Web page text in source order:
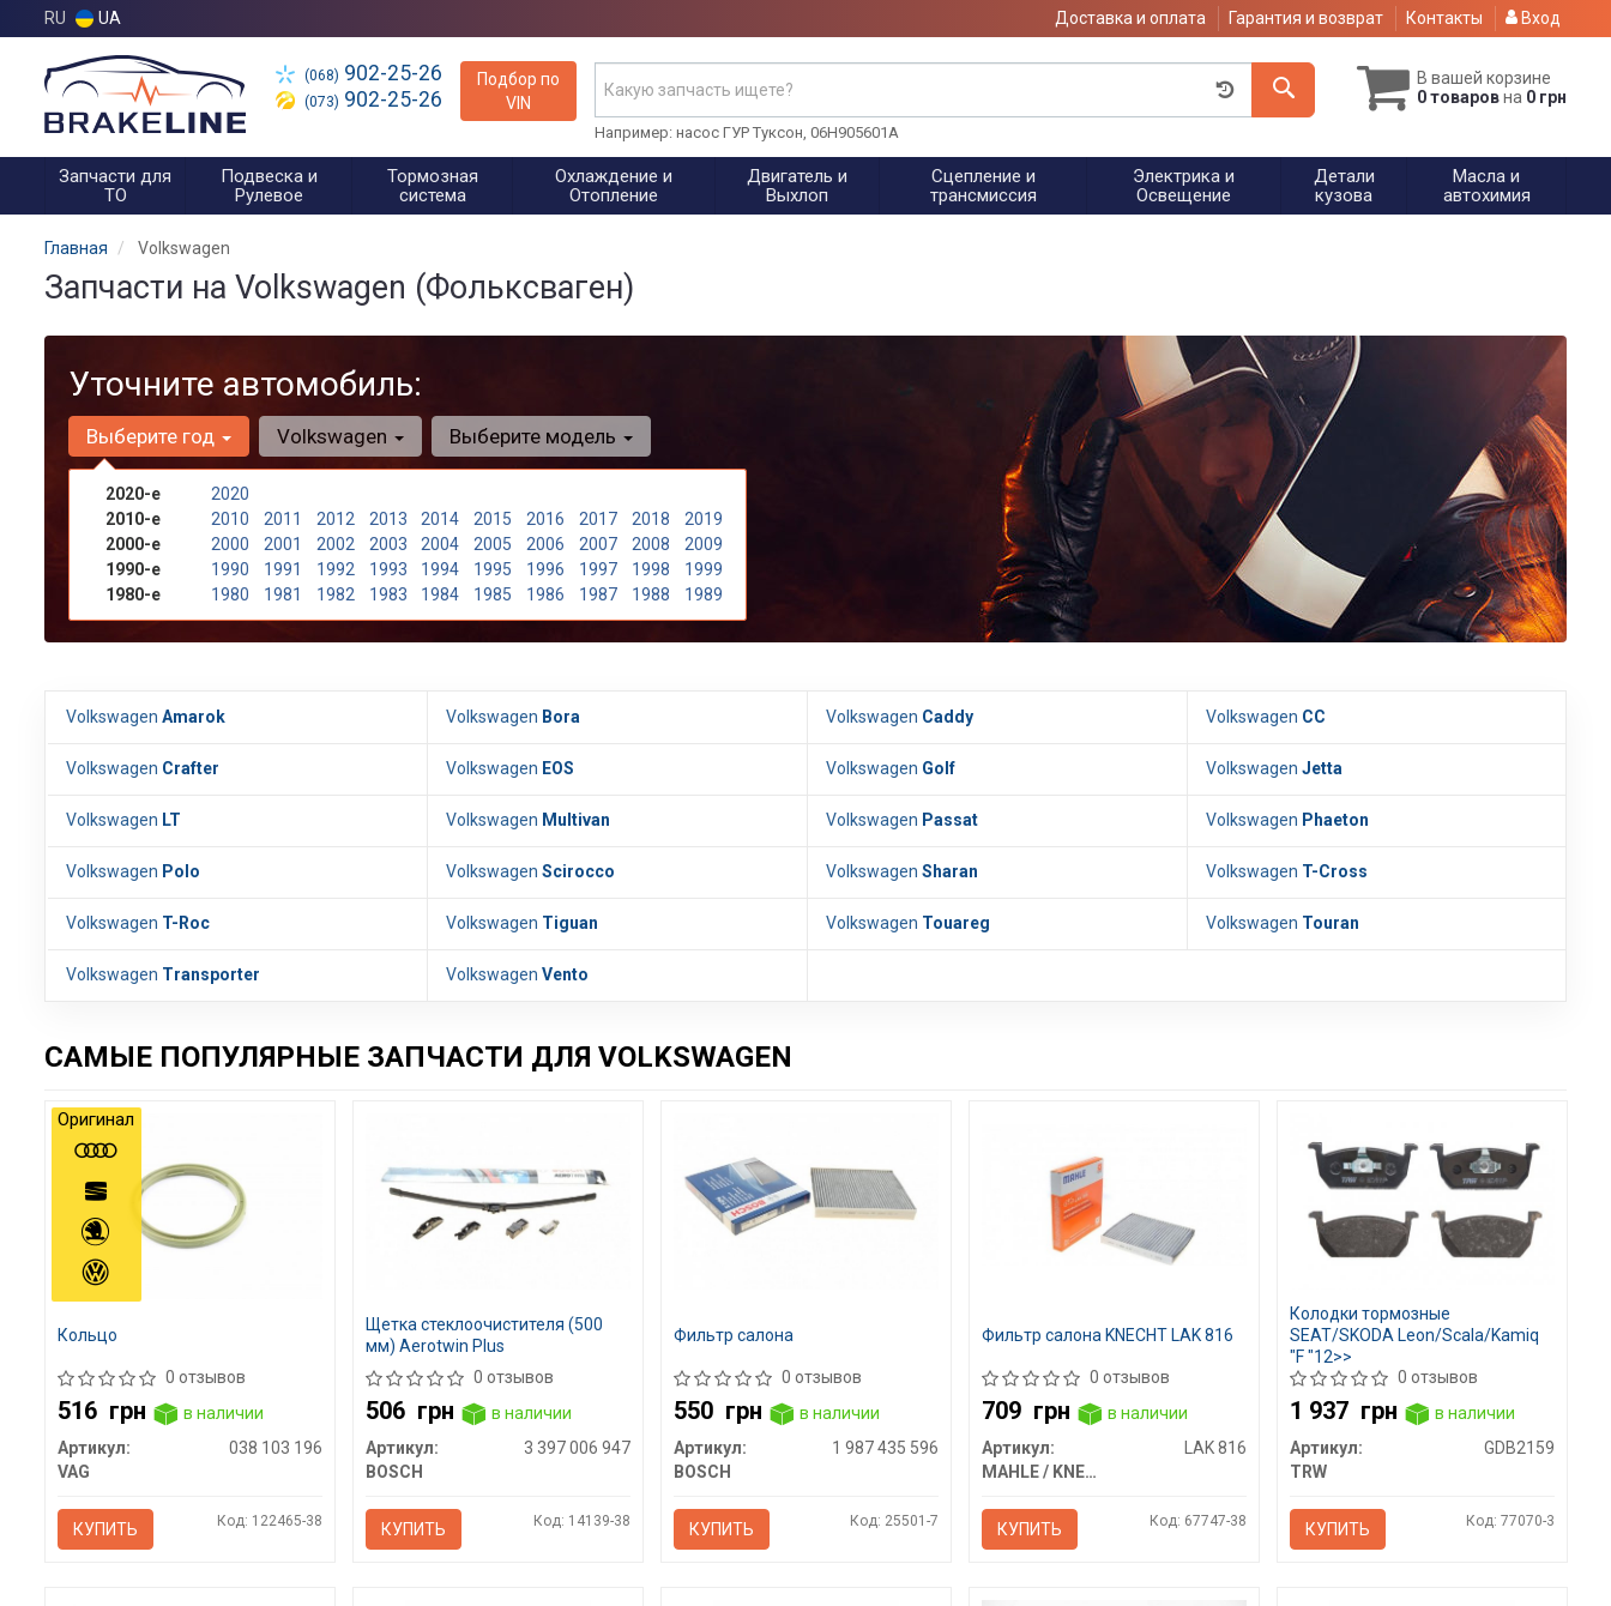
RU UA Доставка и оплата Гарантия и возврат Контакты Вход
(068) 902-25-26
(073) 902-25-26
Подбор по
VIN
В вашей корзине
0 товаровна 0 грн
Например: насос ГУР Туксон, 06H905601A
Запчасти для
ТО
Подвеска и
Рулевое
Тормозная
система
Охлаждение и
Отопление
Двигатель и
Выхлоп
Сцепление и
трансмиссия
Электрика и
Освещение
Детали
кузова
Масла и
автохимия
Главная Volkswagen
Запчасти на Volkswagen (Фольксваген)
Уточните автомобиль:
Выберите год
2020-е
2020
2010-е
2010 2011 2012 2013 2014 2015 2016 2017 2018
2019
2000-е
2000 2001 2002 2003 2004 2005 2006 2007 2008
2009
1990-е
1990 1991 1992 1993 1994 1995 1996 1997 1998
1999
1980-е
1980 1981 1982 1983 1984 1985 1986 1987 1988 1989
Volkswagen Выберите модель
Volkswagen Amarok Volkswagen Bora Volkswagen Caddy Volkswagen CC
Volkswagen Crafter Volkswagen EOS Volkswagen Golf Volkswagen Jetta
Volkswagen LT Volkswagen Multivan Volkswagen Passat Volkswagen Phaeton
Volkswagen Polo Volkswagen Scirocco Volkswagen Sharan Volkswagen T-Cross
Volkswagen T-Roc Volkswagen Tiguan Volkswagen Touareg Volkswagen Touran
Volkswagen Transporter Volkswagen Vento
САМЫЕ ПОПУЛЯРНЫЕ ЗАПЧАСТИ ДЛЯ VOLKSWAGEN
Кольцо
0 отзывов
516 грн
в наличии
Артикул:
038 103 196
VAG
КУПИТЬ Код: 122465-38
Оригинал
Щетка стеклоочистителя (500
мм) Aerotwin Plus
0 отзывов
506 грн
в наличии
Артикул:
3 397 006 947
BOSCH
КУПИТЬ Код: 14139-38
Фильтр салона
0 отзывов
550 грн
в наличии
Артикул:
1 987 435 596
BOSCH
КУПИТЬ Код: 25501-7
Фильтр салона KNECHT LAK 816
0 отзывов
709 грн
в наличии
Артикул:
LAK 816
MAHLE / KNECHT
КУПИТЬ Код: 67747-38
Колодки тормозные
SEAT/SKODA Leon/Scala/Kamiq
"F "12>>
0 отзывов
1 937 грн
в наличии
Артикул:
GDB2159
TRW
КУПИТЬ Код: 77070-3